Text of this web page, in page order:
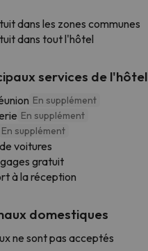
dans les zones communes
dans tout l'hôtel
services de l'hôtel
En supplément
En supplément
En supplément
voitures
gratuit
à la réception
domestiques
ne sont pas acceptés